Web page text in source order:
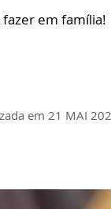
fazer em família!
em 21 MAI